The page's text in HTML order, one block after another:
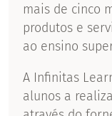
mais de cinco
produtos e
ao ensino
A Infinitas
alunos a